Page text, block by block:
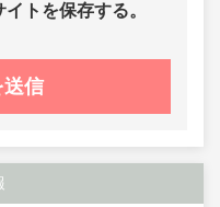
トを保存する。